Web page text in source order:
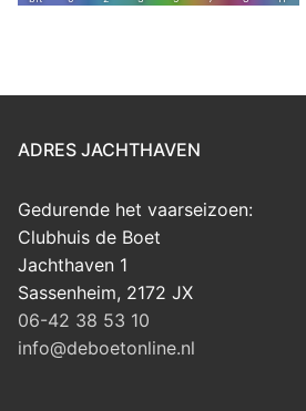
ADRES JACHTHAVEN
Gedurende het vaarseizoen:
Clubhuis de Boet
Jachthaven 1
Sassenheim, 2172 JX
06-42 38 53 10
info@deboetonline.nl